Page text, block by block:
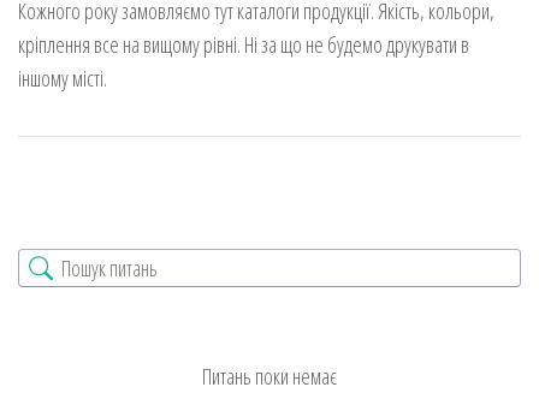
Кожного року замовляємо тут каталоги продукції. Якість, кольори,
кріплення все на вищому рівні. Ні за що не будемо друкувати в
іншому місті.
Питань поки немає